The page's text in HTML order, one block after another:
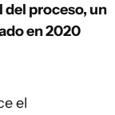
proceso, un
en 2020
el